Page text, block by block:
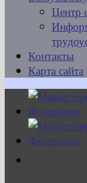
Центр
Контакты
Карта сайта